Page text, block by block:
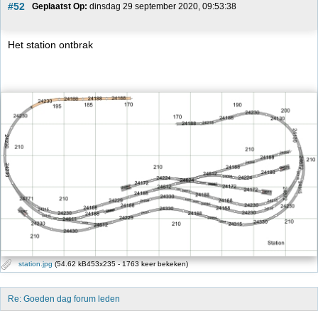
#52 Geplaatst Op: dinsdag 29 september 2020, 09:53:38
Het station ontbrak
station.jpg (54.62 kB453x235 - 1763 keer bekeken)
Re: Goeden dag forum leden